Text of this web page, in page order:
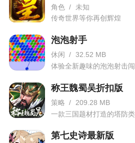
5、特色三：自由养成!还
有一套强大的智能卡组体系：
类铭文相辅相成，5大等级星
冲击，打造强力卡牌终章;简单
极富挑战性的进阶战斗，无论
老饕，都能在其中找到自己的魔
小编评价
角色 /
未知
传奇世界等你再创辉煌
泡泡射手
休闲 / 32.52 MB
体验全新趣味的泡泡射击
称王魏蜀吴折扣版
策略 /
209.28 MB
一款三国题材打造的塔防
第七史诗最新版